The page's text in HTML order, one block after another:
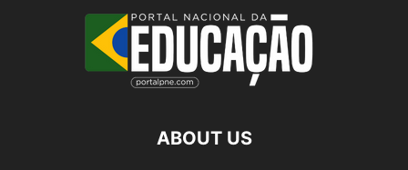
ABOUT US